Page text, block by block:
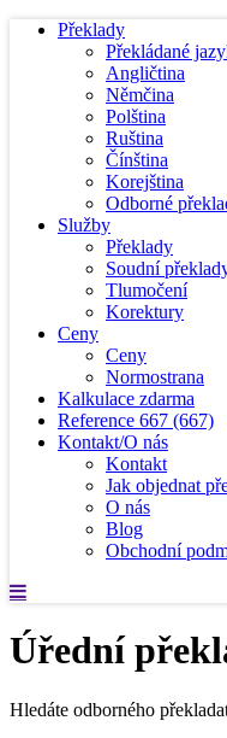
Překlady
Překládané
Angličtina
Němčina
Polština
Ruština
Čínština
Korejština
Odborné
Služby
Překlady
Soudní
Tlumočení
Korektury
Ceny
Ceny
Normostrana
Kalkulace zdarma
Reference 667 (667)
Kontakt/O nás
Kontakt
Jak objednat
O nás
Blog
Obchodní
Úřední
Hledáte odborného